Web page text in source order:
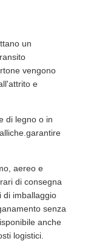
un
vengono
e
di legno o in
aereo e
di consegna
di imballaggio
senza
anche
logistici.